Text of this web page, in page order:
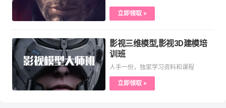
立即领取 >
影视三维模型,影视3D建模培
训班
人手一份，独家学习资料和课程
立即领取 >